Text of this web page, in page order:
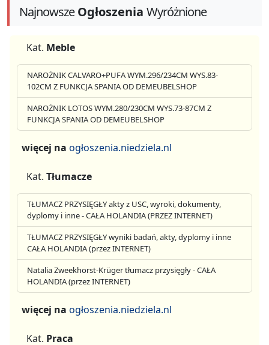
NajnowszeOgłoszenia Wyróżnione
Kat. Meble
NAROŻNIK CALVARO+PUFA WYM.296/234CM WYS.83-
102CM Z FUNKCJA SPANIA OD DEMEUBELSHOP
NAROŻNIK LOTOS WYM.280/230CM WYS.73-87CM Z
FUNKCJA SPANIA OD DEMEUBELSHOP
więcej na ogłoszenia.niedziela.nl
Kat. Tłumacze
TŁUMACZ PRZYSIĘGŁY akty z USC, wyroki, dokumenty,
dyplomy i inne - CAŁA HOLANDIA (PRZEZ INTERNET)
TŁUMACZ PRZYSIĘGŁY wyniki badań, akty, dyplomy i inne
CAŁA HOLANDIA (przez INTERNET)
Natalia Zweekhorst-Krüger tłumacz przysięgły - CAŁA
HOLANDIA (przez INTERNET)
więcej na ogłoszenia.niedziela.nl
Kat. Praca